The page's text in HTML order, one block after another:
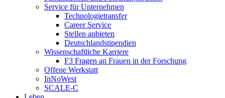
Service für Unternehmen
Technologietransfer
Career Service
Stellen anbieten
Deutschlandstipendien
Wissenschaftliche Karriere
F3 Fragen an Frauen in der Forschung
Offene Werkstatt
InNoWest
SCALE-C